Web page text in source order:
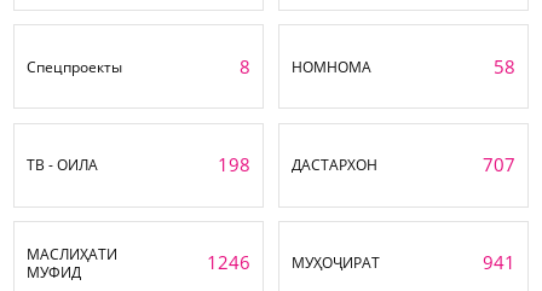
Спецпроекты 8 НОМНОМА 58
ТВ - ОИЛА 198 ДАСТАРХОН 707
МАСЛИҲАТИ
МУФИД
1246 МУҲОҶИРАТ 941